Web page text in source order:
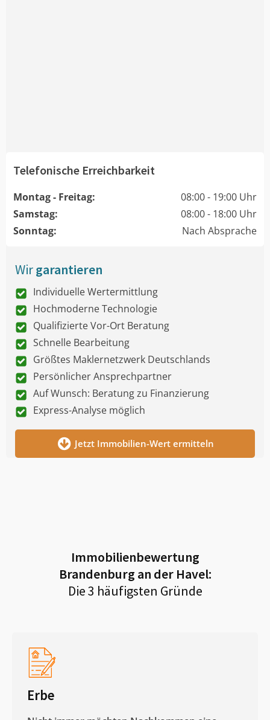
Telefonische Erreichbarkeit
Montag - Freitag:
08:00 - 19:00 Uhr
Samstag:
08:00 - 18:00 Uhr
Sonntag:
Nach Absprache
Wirgarantieren
Individuelle Wertermittlung
Hochmoderne Technologie
Qualifizierte Vor-Ort Beratung
Schnelle Bearbeitung
Größtes Maklernetzwerk Deutschlands
Persönlicher Ansprechpartner
Auf Wunsch: Beratung zu Finanzierung
Express-Analyse möglich
Jetzt Immobilien-Wert ermitteln
Immobilienbewertung
Brandenburg an der Havel:
Die 3 häufigsten Gründe
Erbe